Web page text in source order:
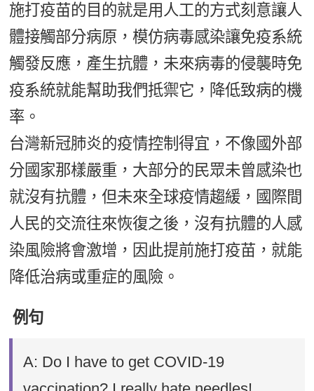
施打疫苗的目的就是用人工的方式刻意讓人
體接觸部分病原，模仿病毒感染讓免疫系統
觸發反應，產生抗體，未來病毒的侵襲時免
疫系統就能幫助我們抵禦它，降低致病的機
率。
台灣新冠肺炎的疫情控制得宜，不像國外部
分國家那樣嚴重，大部分的民眾未曾感染也
就沒有抗體，但未來全球疫情趨緩，國際間
人民的交流往來恢復之後，沒有抗體的人感
染風險將會激增，因此提前施打疫苗，就能
降低治病或重症的風險。
例句
A: Do I have to get COVID-19